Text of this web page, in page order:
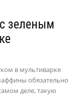
зеленым
в мультиварке
обязательно
деле, такую